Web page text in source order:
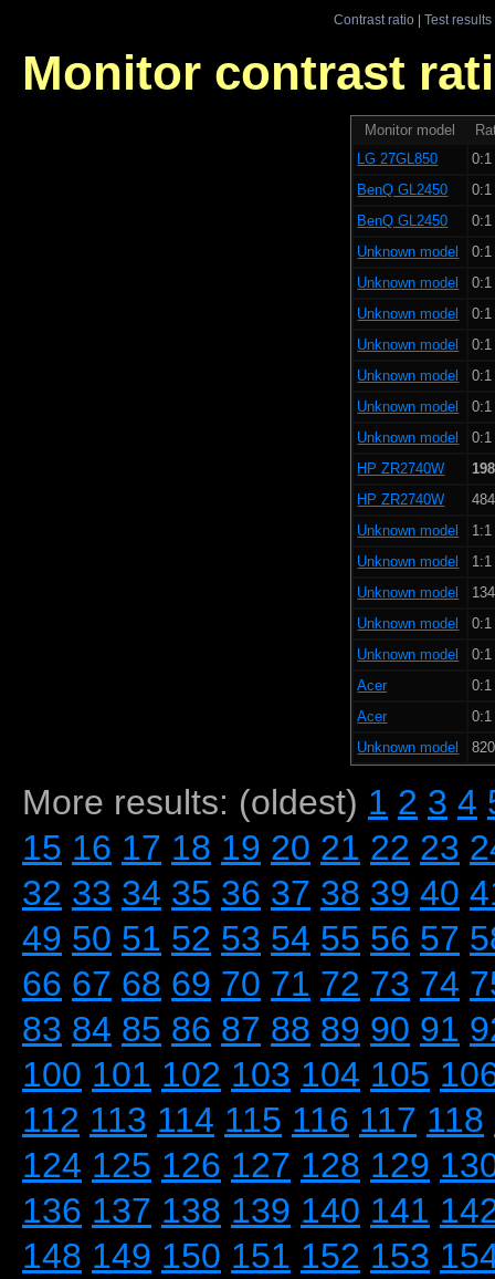
Contrast ratio| Test results
Monitor contrast
Monitor model
LG 27GL850
0:1
BenQ GL2450
0:1
BenQ GL2450
0:1
Unknown model
0:1
Unknown model
0:1
Unknown model
0:1
Unknown model
0:1
Unknown model
0:1
Unknown model
0:1
Unknown model
0:1
HP ZR2740W
HP ZR2740W
Unknown model
1:1
Unknown model
1:1
Unknown model
Unknown model
0:1
Unknown model
0:1
Acer
0:1
Acer
0:1
Unknown model
More results: (oldest) 1 2 3 4
15 16 17 18 19 20 21 22 23
32 33 34 35 36 37 38 39 40
49 50 51 52 53 54 55 56 57
66 67 68 69 70 71 72 73 74
83 84 85 86 87 88 89 90 91
100 101 102 103 104 105
112 113 114 115 116 117 118
124 125 126 127 128 129
136 137 138 139 140 141
148 149 150 151 152 153